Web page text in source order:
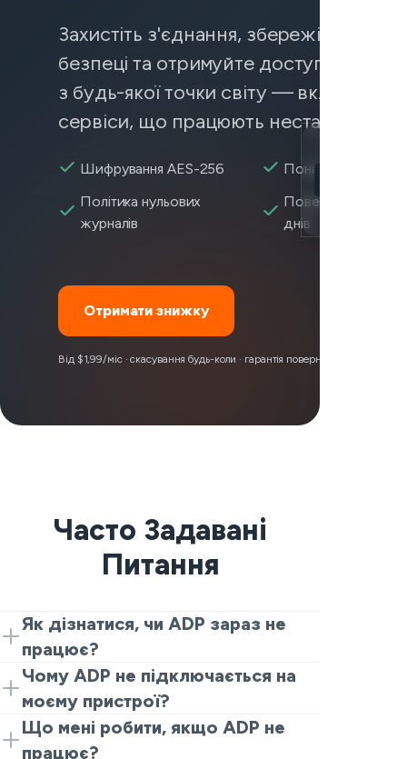
Захистіть з'єднання, збережіть дані в
безпеці та отримуйте доступ до
з будь-якої точки світу — включаючи
сервіси, що працюють нестабільно.
Шифрування AES-256
Понад 2 600+
Політика нульових
журналів
Повернення
днів
Отримати знижку
Від $1,99/міс · скасування будь-коли · гарантія повернення коштів 30
Часто Задавані
Питання
Як дізнатися, чи ADP зараз не
працює?
Почніть з цієї сторінки і перегляньте
наживо звіти. Якщо ви бачите сплеск і
люди в різних місцях кажуть, що ADP не
працює сьогодні або ADP не працює,
Чому ADP не підключається на
моєму пристрої?
Перевірте, чи зростає кількість звітів
про збої на сайті ADP, і потім відкрийте
Що мені робити, якщо ADP не
працює?